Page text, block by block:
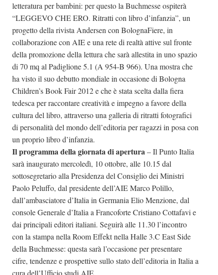
letteratura per bambini: per questo la Buchmesse ospiterà
“LEGGEVO CHE ERO. Ritratti con libro d’infanzia”, un
progetto della rivista Andersen con BolognaFiere, in
collaborazione con AIE e una rete di realtà attive sul fronte
della promozione della lettura che sarà allestita in uno spazio
di 70 mq al Padiglione 5.1 (A 954-B 966). Una mostra che
ha visto il suo debutto mondiale in occasione di Bologna
Children’s Book Fair 2012 e che è stata scelta dalla fiera
tedesca per raccontare creatività e impegno a favore della
cultura del libro, attraverso una galleria di ritratti fotografici
di personalità del mondo dell’editoria per ragazzi in posa con
un proprio libro d’infanzia.
Ilprogramma della giornata di apertura– Il Punto Italia
sarà inaugurato mercoledì, 10 ottobre, alle 10.15 dal
sottosegretario alla Presidenza del Consiglio dei Ministri
Paolo Peluffo, dal presidente dell’AIE Marco Polillo,
dall’ambasciatore d’Italia in Germania Elio Menzione, dal
console Generale d’Italia a Francoforte Cristiano Cottafavi e
dai principali editori italiani. Seguirà alle 11.30 l’incontro
con la stampa nella Room Effekt nella Halle 3.C East Side
della Buchmesse: questa sarà l’occasione per presentare
cifre, tendenze e prospettive sullo stato dell’editoria in Italia a
cura dell’Ufficio studi AIE.